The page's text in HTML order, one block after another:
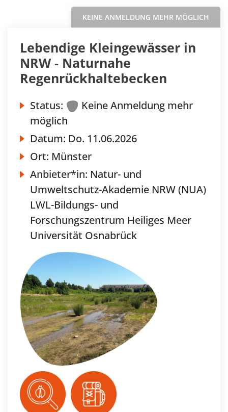
KEINE ANMELDUNG MEHR MÖGLICH
Lebendige Kleingewässer in
NRW - Naturnahe
Regenrückhaltebecken
Status:
Keine Anmeldung mehr
möglich
Datum: Do. 11.06.2026
Ort: Münster
Anbieter*in: Natur- und
Umweltschutz-Akademie NRW (NUA)
LWL-Bildungs- und
Forschungszentrum Heiliges Meer
Universität Osnabrück